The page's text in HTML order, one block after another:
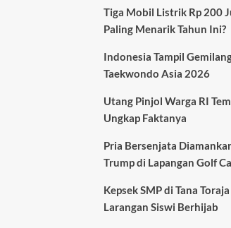
Tiga Mobil Listrik Rp 200
Paling Menarik Tahun Ini?
Indonesia Tampil
Taekwondo Asia 2026
Utang Pinjol Warga RI
Ungkap Faktanya
Pria Bersenjata
Trump di Lapangan Golf
Kepsek SMP di Tana
Larangan Siswi Berhijab